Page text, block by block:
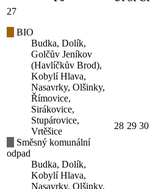
27
BIO
Budka, Dolík,
Golčův Jeníkov
(Havlíčkův Brod),
Kobylí Hlava,
Nasavrky, Olšinky,
Římovice,
Sirákovice,
Stupárovice,
Vrtěšice
Směsný komunální
odpad
Budka, Dolík,
Kobylí Hlava,
Nasavrky, Olšinky,
28 29 30